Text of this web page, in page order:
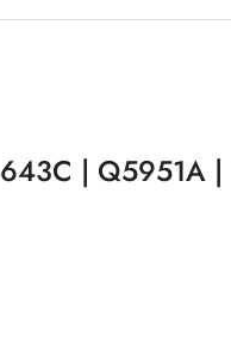
| Q5951A |